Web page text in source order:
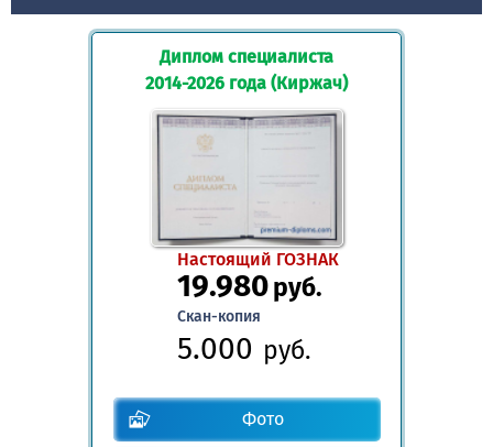
Диплом специалиста
2014-2026 года (Киржач)
Настоящий ГОЗНАК
19.980руб.
Скан-копия
5.000 руб.
Фото